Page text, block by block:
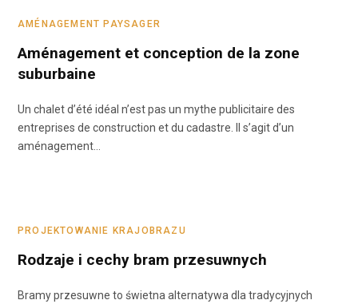
AMÉNAGEMENT PAYSAGER
Aménagement et conception de la zone
suburbaine
Un chalet d’été idéal n’est pas un mythe publicitaire des
entreprises de construction et du cadastre. Il s’agit d’un
aménagement…
PROJEKTOWANIE KRAJOBRAZU
Rodzaje i cechy bram przesuwnych
Bramy przesuwne to świetna alternatywa dla tradycyjnych